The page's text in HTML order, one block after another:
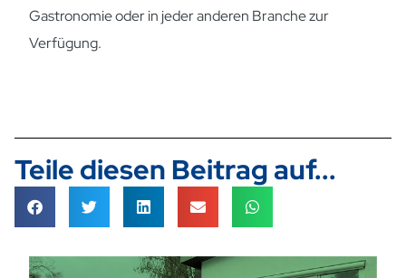
Gastronomie oder in jeder anderen Branche zur
Verfügung.
Teile diesen Beitrag auf...